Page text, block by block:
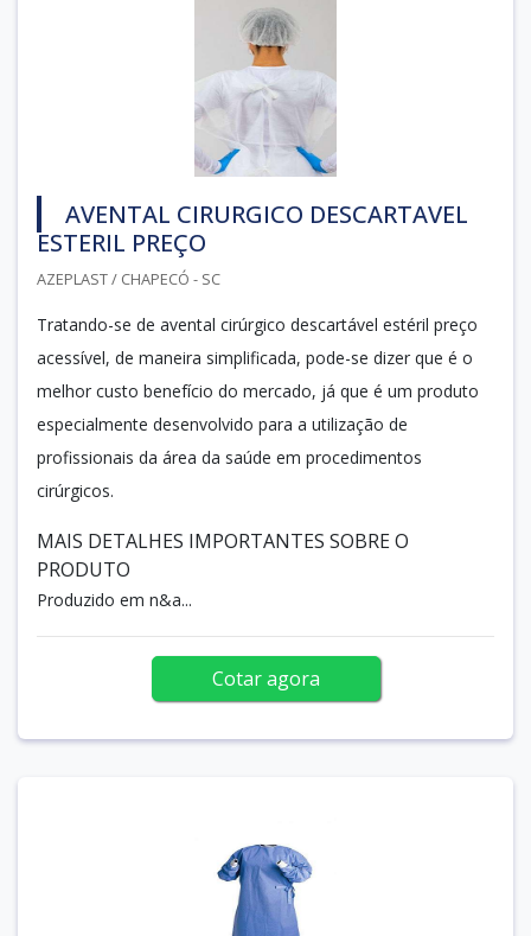
AVENTAL CIRURGICO DESCARTAVEL
ESTERIL PREÇO
AZEPLAST / CHAPECÓ - SC
Tratando-se de avental cirúrgico descartável estéril preço
acessível, de maneira simplificada, pode-se dizer que é o
melhor custo benefício do mercado, já que é um produto
especialmente desenvolvido para a utilização de
profissionais da área da saúde em procedimentos
cirúrgicos.
MAIS DETALHES IMPORTANTES SOBRE O
PRODUTO
Produzido em n&a...
Cotar agora